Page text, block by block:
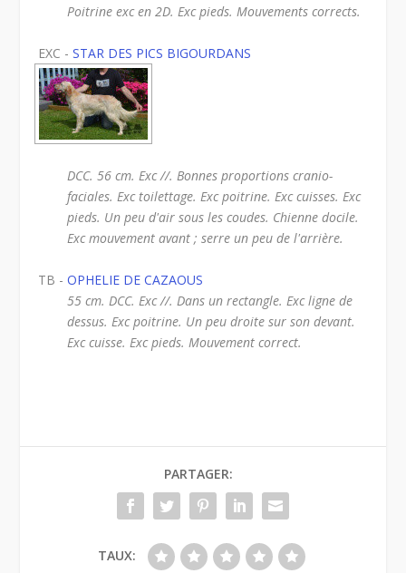
Poitrine exc en 2D. Exc pieds. Mouvements corrects.
EXC -STAR DES PICS BIGOURDANS
DCC. 56 cm. Exc //. Bonnes proportions cranio-
faciales. Exc toilettage. Exc poitrine. Exc cuisses. Exc
pieds. Un peu d'air sous les coudes. Chienne docile.
Exc mouvement avant ; serre un peu de l'arrière.
TB -OPHELIE DE CAZAOUS
55 cm. DCC. Exc //. Dans un rectangle. Exc ligne de
dessus. Exc poitrine. Un peu droite sur son devant.
Exc cuisse. Exc pieds. Mouvement correct.
PARTAGER:
TAUX: